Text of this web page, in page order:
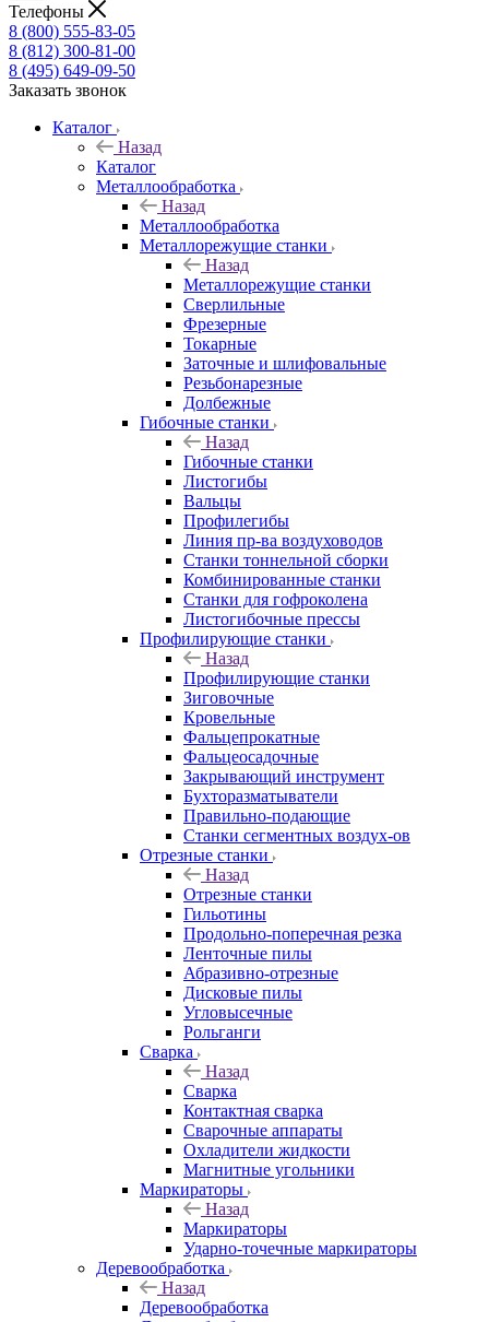
Телефоны
8 (800) 555-83-05
8 (812) 300-81-00
8 (495) 649-09-50
Заказать звонок
Каталог
Назад
Каталог
Металлообработка
Назад
Металлообработка
Металлорежущие станки
Назад
Металлорежущие станки
Сверлильные
Фрезерные
Токарные
Заточные и шлифовальные
Резьбонарезные
Долбежные
Гибочные станки
Назад
Гибочные станки
Листогибы
Вальцы
Профилегибы
Линия пр-ва воздуховодов
Станки тоннельной сборки
Комбинированные станки
Станки для гофроколена
Листогибочные прессы
Профилирующие станки
Назад
Профилирующие станки
Зиговочные
Кровельные
Фальцепрокатные
Фальцеосадочные
Закрывающий инструмент
Бухторазматыватели
Правильно-подающие
Станки сегментных воздух-ов
Отрезные станки
Назад
Отрезные станки
Гильотины
Продольно-поперечная резка
Ленточные пилы
Абразивно-отрезные
Дисковые пилы
Угловысечные
Рольганги
Сварка
Назад
Сварка
Контактная сварка
Сварочные аппараты
Охладители жидкости
Магнитные угольники
Маркираторы
Назад
Маркираторы
Ударно-точечные маркираторы
Деревообработка
Назад
Деревообработка